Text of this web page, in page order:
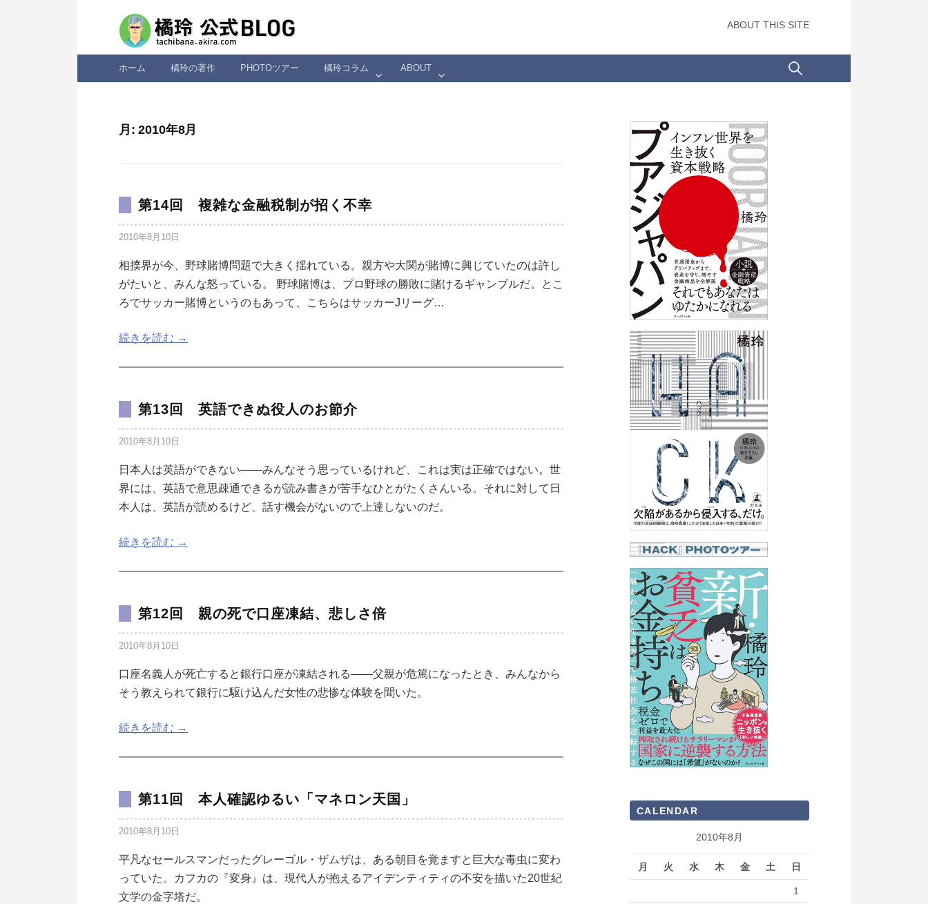
ツ
ABOUT THIS SITE
ホーム 橘玲の著作 PHOTOツアー 橘玲コラム ABOUT 検
月:2010年8月
第14回 複雑な金融税制が招く不幸
2010年8月10日
相撲界が今、野球賭博問題で大きく揺れている。親方や大関が賭博に興じていたのは許し
がたいと、みんな怒っている。 野球賭博は、プロ野球の勝敗に賭けるギャンブルだ。とこ
ろでサッカー賭博というのもあって、こちらはサッカーJリーグ…
続きを読む →
第13回 英語できぬ役人のお節介
2010年8月10日
日本人は英語ができない――みんなそう思っているけれど、これは実は正確ではない。世
界には、英語で意思疎通できるが読み書きが苦手なひとがたくさんいる。それに対して日
本人は、英語が読めるけど、話す機会がないので上達しないのだ。
続きを読む →
第12回 親の死で口座凍結、悲しさ倍
2010年8月10日
口座名義人が死亡すると銀行口座が凍結される――父親が危篤になったとき、みんなから
そう教えられて銀行に駆け込んだ女性の悲惨な体験を聞いた。
続きを読む →
第11回 本人確認ゆるい「マネロン天国」
2010年8月10日
平凡なセールスマンだったグレーゴル・ザムザは、ある朝目を覚ますと巨大な毒虫に変わ
っていた。カフカの『変身』は、現代人が抱えるアイデンティティの不安を描いた20世紀
文学の金字塔だ。
CALENDAR
2010年8月
月 火 水 木 金 土 日
1